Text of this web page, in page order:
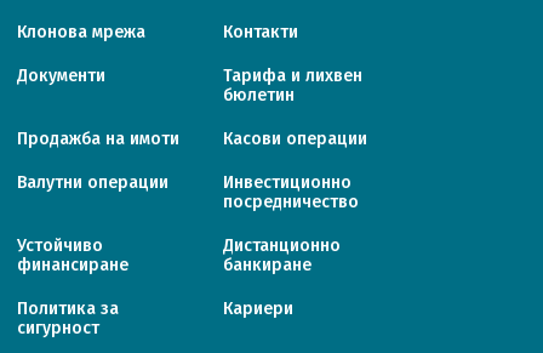
Клонова мрежа Контакти
Документи
Тарифa и лихвен
бюлетин
Продажба на имоти Касови операции
Валутни операции
Инвестиционно
посредничество
Устойчиво
финансиране
Дистанционно
банкиране
Политика за
сигурност
Кариери